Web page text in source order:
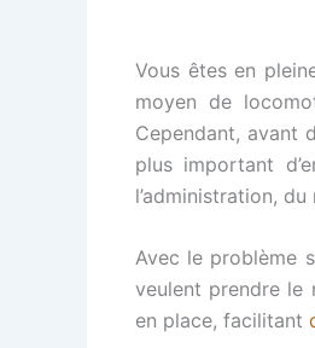
Vous êtes en
moyen de
Cependant, avant
plus important
l’administration,
Avec le problème
veulent prendre le
en place, facilitant